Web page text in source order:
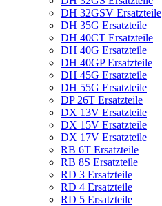
DH 32GSV Ersatzteile
DH 35G Ersatzteile
DH 40CT Ersatzteile
DH 40G Ersatzteile
DH 40GP Ersatzteile
DH 45G Ersatzteile
DH 55G Ersatzteile
DP 26T Ersatzteile
DX 13V Ersatzteile
DX 15V Ersatzteile
DX 17V Ersatzteile
RB 6T Ersatzteile
RB 8S Ersatzteile
RD 3 Ersatzteile
RD 4 Ersatzteile
RD 5 Ersatzteile